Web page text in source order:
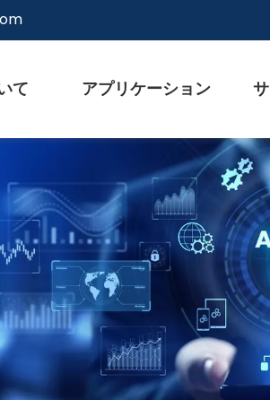
て アプリケーション